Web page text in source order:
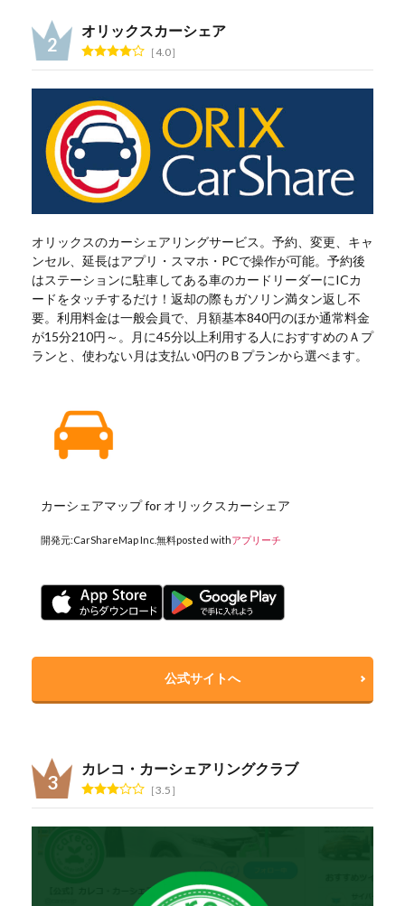
オリックスカーシェア
4.0
オリックスのカーシェアリングサービス。予約、変更、キャ
ンセル、延長はアプリ・スマホ・PCで操作が可能。予約後
はステーションに駐車してある車のカードリーダーにICカ
ードをタッチするだけ！返却の際もガソリン満タン返し不
要。利用料金は一般会員で、月額基本840円のほか通常料金
が15分210円～。月に45分以上利用する人におすすめのＡプ
ランと、使わない月は支払い0円のＢプランから選べます。
カーシェアマップ for オリックスカーシェア
開発元:CarShareMap Inc.無料posted withアプリーチ
公式サイトへ
カレコ・カーシェアリングクラブ
3.5